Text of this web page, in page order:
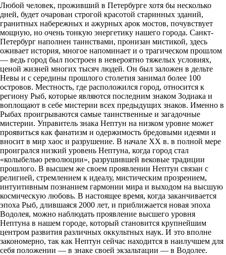
Любой человек, проживший в Петербурге хотя бы несколько
дней, будет очарован строгой красотой старинных зданий,
гранитных набережных и ажурных арок мостов, почувствует
мощную, но очень тонкую энергетику нашего города. Санкт-
Петербург наполнен таинствами, пронизан мистикой, здесь
оживает история, многое напоминает и о трагическом прошлом
— ведь город был построен в невероятно тяжелых условиях,
ценой жизней многих тысяч людей. Он был заложен в дельте
Невы и с середины прошлого столетия занимал более 100
островов. Местность, где расположился город, относится к
региону Рыб, которые являются последним знаком Зодиака и
воплощают в себе мистерии всех предыдущих знаков. Именно в
Рыбах проигрываются самые таинственные и загадочные
мистерии. Управитель знака Нептун на низком уровне может
проявиться как фанатизм и одержимость бредовыми идеями и
вносит в мир хаос и разрушение. В начале XX в. в полной мере
проигрался низкий уровень Нептуна, когда город стал
«колыбелью революции», разрушившей вековые традиции
прошлого. В высшем же своем проявлении Нептун связан с
религией, стремлением к идеалу, мистическим прозрением,
интуитивным познанием гармонии мира и выходом на высшую
космическую любовь. В настоящее время, когда заканчивается
эпоха Рыб, длившаяся 2000 лет, и приближается новая эпоха
Водолея, можно наблюдать проявление высшего уровня
Нептуна в нашем городе, который становится крупнейшим
центром развития различных оккультных наук. И это вполне
закономерно, так как Нептун сейчас находится в наилучшем для
себя положении — в знаке своей экзальтации — в Водолее.